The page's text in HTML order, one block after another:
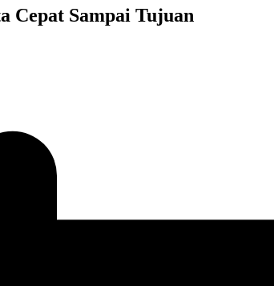
Cepat Sampai Tujuan